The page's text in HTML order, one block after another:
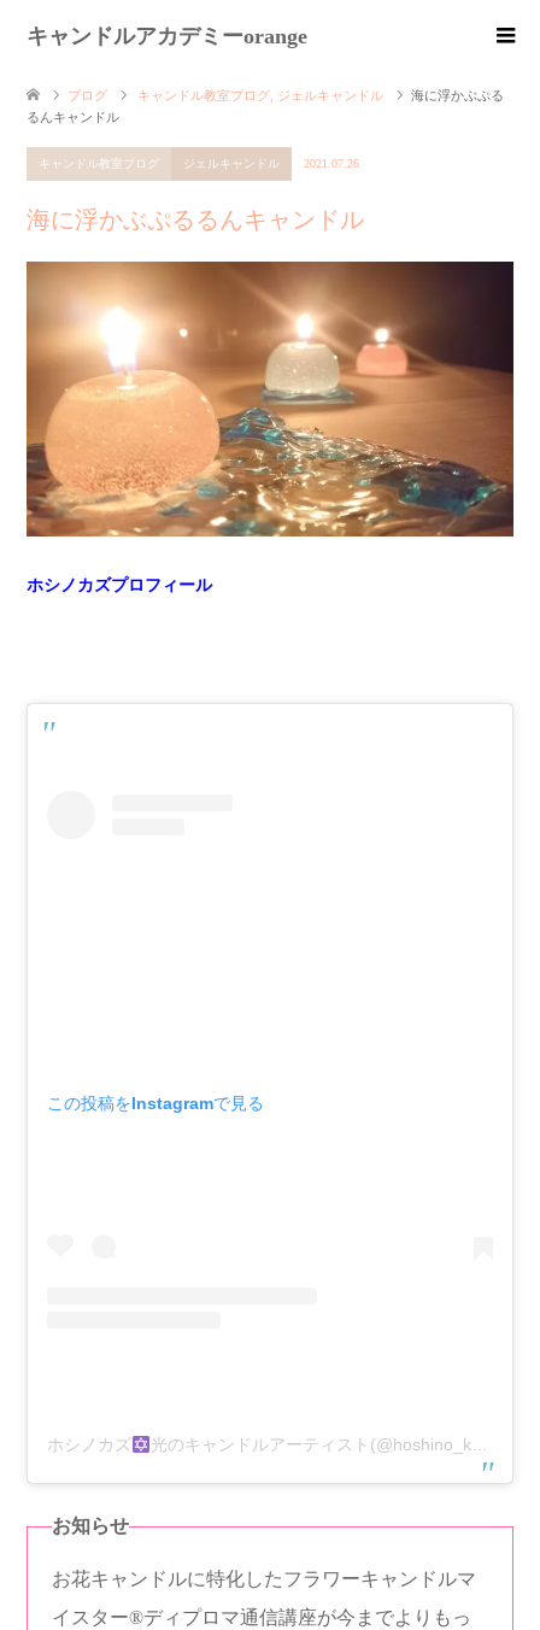
キャンドルアカデミーorange
ブログ キャンドル教室ブログ ジェルキャンドル
海に浮かぶぷる
るんキャンドル
キャンドル教室ブログ ジェルキャンドル 2021.07.26
海に浮かぶぷるるんキャンドル
ホシノカズプロフィール
この投稿をInstagramで見る
ホシノカズ 光のキャンドルアーティスト(@hoshino_kaz)がシェアした投稿
お知らせ
お花キャンドルに特化したフラワーキャンドルマ
イスター®︎ディプロマ通信講座が今までよりもっ